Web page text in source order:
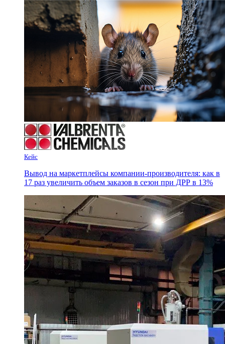
Кейс
Вывод на маркетплейсы компании-производителя: как в
17 раз увеличить объем заказов в сезон при ДРР в 13%